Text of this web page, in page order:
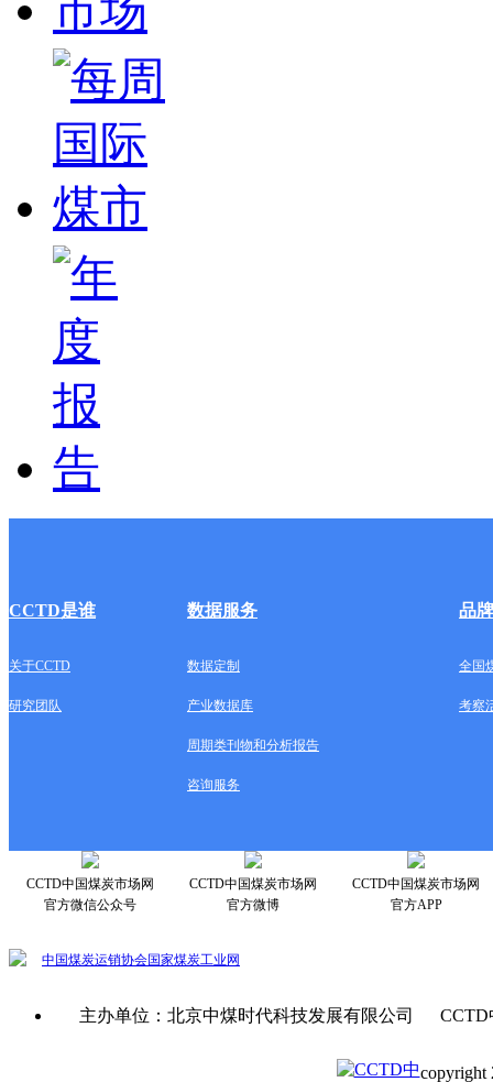
CCTD是谁 数据服务 品
关于CCTD 数据定制 全国
研究团队 产业数据库 考察
周期类刊物和分析报告
咨询服务
CCTD中国煤炭市场网
官方微信公众号
CCTD中国煤炭市场网
官方微博
CCTD中国煤炭市场网
官方APP
中国煤炭运销协会国家煤炭工业网
主办单位：北京中煤时代科技发展有限公司
copyright